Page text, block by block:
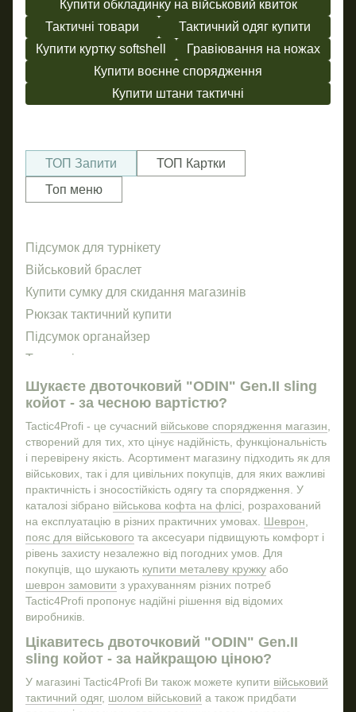
Купити обкладинку на військовий квиток
Тактичні товари
Тактичний одяг купити
Купити куртку softshell
Гравіювання на ножах
Купити воєнне спорядження
Купити штани тактичні
ТОП Запити
ТОП Картки
Топ меню
Підсумок для турнікету
Військовий браслет
Купити сумку для скидання магазинів
Рюкзак тактичний купити
Підсумок органайзер
Тактичні куртки
Повербанк
Мультитул
Бойова сорочка убакс
Шевроном
Купити тактичну кофту
Купити ніж військовий
Рюкзак військовий
Захисні окуляри
Тактичні пояси
Футболки для військових
Купити підсумки для гранат
Тактичні окуляри зсу купити
Штани військові
Військові інтернет магазини
Бейсболки зсу
Шукаєте двоточковий "ODIN" Gen.II sling
койот - за чесною вартістю?
Tactic4Profi - це сучасний військове спорядження магазин,
створений для тих, хто цінує надійність, функціональність
і перевірену якість. Асортимент магазину підходить як для
військових, так і для цивільних покупців, для яких важливі
практичність і зносостійкість одягу та спорядження. У
каталозі зібрано військова кофта на флісі, розрахований
на експлуатацію в різних практичних умовах. Шеврон,
пояс для військового та аксесуари підвищують комфорт і
рівень захисту незалежно від погодних умов. Для
покупців, що шукають купити металеву кружку або
шеврон замовити з урахуванням різних потреб
Tactic4Profi пропонує надійні рішення від відомих
виробників.
Цікавитесь двоточковий "ODIN" Gen.II
sling койот - за найкращою ціною?
У магазині Tactic4Profi Ви також можете купити військовий
тактичний одяг, шолом військовий а також придбати